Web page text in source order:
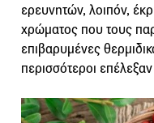
ερευνητών, λοιπόν,
χρώματος που τους
επιβαρυμένες
περισσότεροι